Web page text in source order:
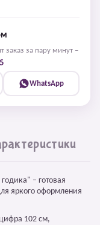
за пару минут –
WhatsApp
– готовая
яркого оформления
102 см,